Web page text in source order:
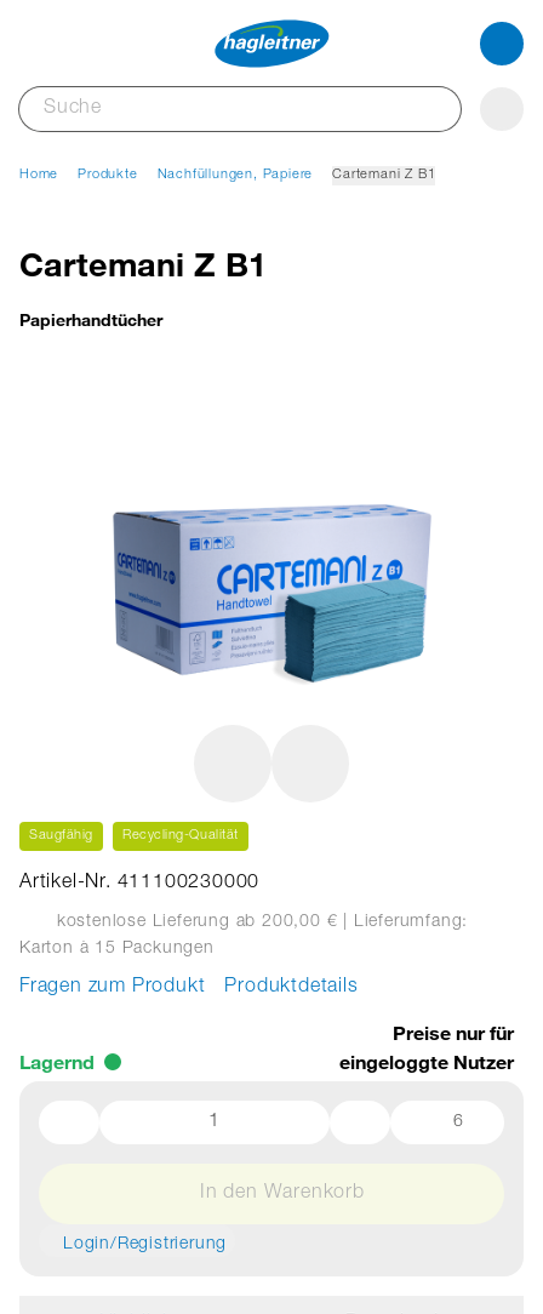
Home Produkte Nachfüllungen, Papiere Cartemani Z B1
Cartemani Z B1
Papierhandtücher
Saugfähig Recycling-Qualität
Artikel-Nr. 411100230000
kostenlose Lieferung ab 200,00 € | Lieferumfang:
Karton à 15 Packungen
Fragen zum Produkt Produktdetails
Lagernd
Preise nur für
eingeloggte Nutzer
6
In den Warenkorb
Login/Registrierung